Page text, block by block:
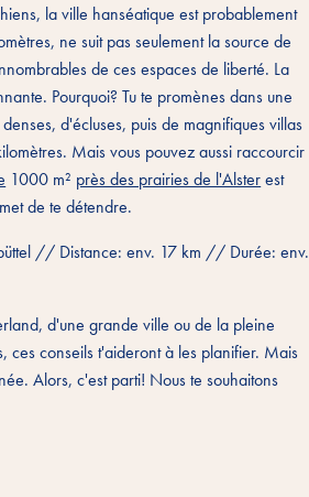
la ville hanséatique est probablement
ne suit pas seulement la source de
de ces espaces de liberté. La
Pourquoi? Tu te promènes dans une
d'écluses, puis de magnifiques villas
Mais vous pouvez aussi raccourcir
1000 m² près des prairies de l'Alsterest
de te détendre.
// Distance: env. 17 km // Durée: env.
d'une grande ville ou de la pleine
ces conseils t'aideront à les planifier. Mais
Alors, c'est parti! Nous te souhaitons